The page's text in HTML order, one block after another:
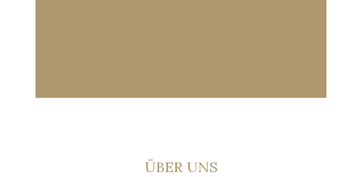
ÜBER UNS